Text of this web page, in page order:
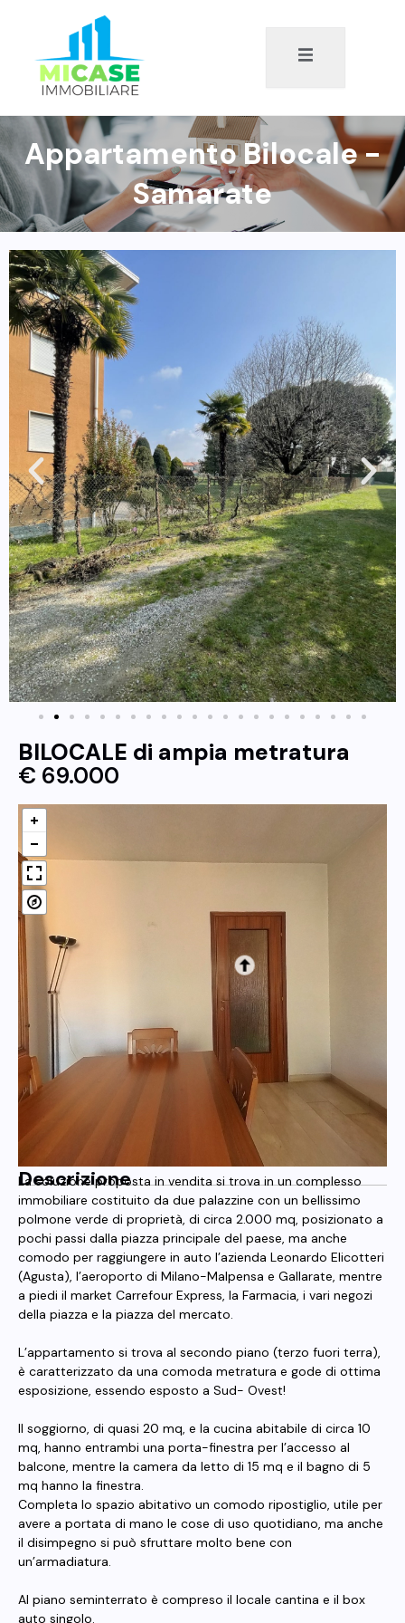
Appartamento Bilocale -
Samarate
BILOCALE di ampia metratura
€ 69.000
Descrizione
La soluzione proposta in vendita si trova in un complesso
immobiliare costituito da due palazzine con un bellissimo
polmone verde di proprietà, di circa 2.000 mq, posizionato a
pochi passi dalla piazza principale del paese, ma anche
comodo per raggiungere in auto l’azienda Leonardo Elicotteri
(Agusta), l’aeroporto di Milano-Malpensa e Gallarate, mentre
a piedi il market Carrefour Express, la Farmacia, i vari negozi
della piazza e la piazza del mercato.
L’appartamento si trova al secondo piano (terzo fuori terra),
è caratterizzato da una comoda metratura e gode di ottima
esposizione, essendo esposto a Sud- Ovest!
Il soggiorno, di quasi 20 mq, e la cucina abitabile di circa 10
mq, hanno entrambi una porta-finestra per l’accesso al
balcone, mentre la camera da letto di 15 mq e il bagno di 5
mq hanno la finestra.
Completa lo spazio abitativo un comodo ripostiglio, utile per
avere a portata di mano le cose di uso quotidiano, ma anche
il disimpegno si può sfruttare molto bene con
un’armadiatura.
Al piano seminterrato è compreso il locale cantina e il box
auto singolo.